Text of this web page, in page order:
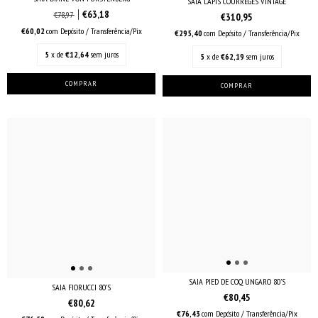
€78,97
€63,18
€60,02 com Depósito / Transferência/Pix
5 x de €12,64 sem juros
€310,95
€295,40com Depósito / Transferência/Pix
5 x de €62,19 sem juros
SAIA FIORUCCI 80’S
€80,62
SAIA PIED DE COQ UNGARO 80'S
€80,45
€76,43 com Depósito / Transferência/Pix